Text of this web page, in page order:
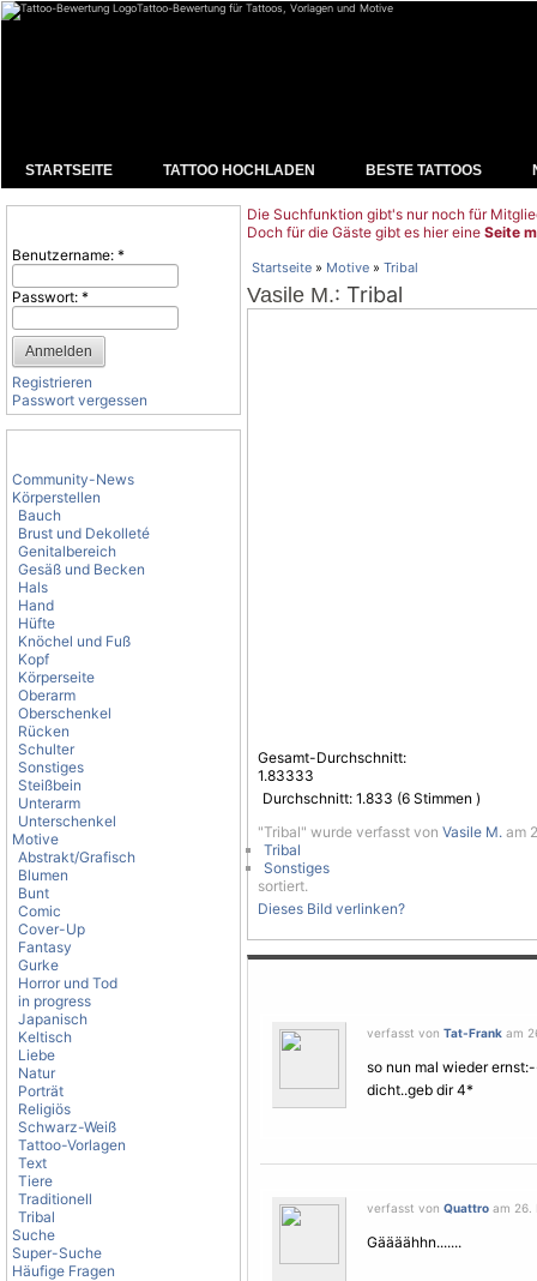
Tattoo-Bewertung für Tattoos, Vorlagen und Motive
STARTSEITE TATTOO HOCHLADEN BESTE TATTOOS
Benutzername: *
Passwort: *
Registrieren
Passwort vergessen
Community-News
Körperstellen
Bauch
Brust und Dekolleté
Genitalbereich
Gesäß und Becken
Hals
Hand
Hüfte
Knöchel und Fuß
Kopf
Körperseite
Oberarm
Oberschenkel
Rücken
Schulter
Sonstiges
Steißbein
Unterarm
Unterschenkel
Motive
Abstrakt/Grafisch
Blumen
Bunt
Comic
Cover-Up
Fantasy
Gurke
Horror und Tod
in progress
Japanisch
Keltisch
Liebe
Natur
Porträt
Religiös
Schwarz-Weiß
Tattoo-Vorlagen
Text
Tiere
Traditionell
Tribal
Suche
Super-Suche
Häufige Fragen
Die Suchfunktion gibt's nur noch für
Doch für die Gäste gibt es hier eine Seite
Startseite » Motive » Tribal
Vasile M.: Tribal
Gesamt-Durchschnitt:
1.83333
Durchschnitt: 1.833 (6 Stimmen )
"Tribal" wurde verfasst von Vasile M. am
Tribal
Sonstiges
sortiert.
Dieses Bild verlinken?
verfasst von Tat-Frank am
so nun mal wieder
dicht..geb dir 4*
verfasst von Quattro am 26.
Gäääähhn.......